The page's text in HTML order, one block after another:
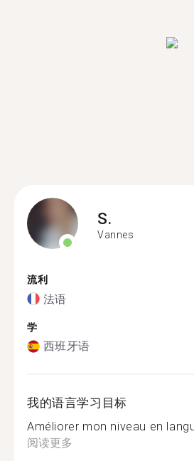
S.
Vannes
流利
法语
学
西班牙语
我的语言学习目标
Améliorer mon niveau en
阅读更多